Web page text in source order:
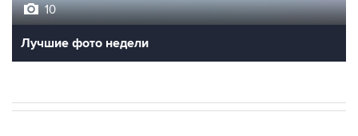
10
Лучшие фото недели